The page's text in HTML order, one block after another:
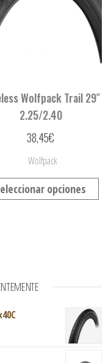
Wolfpack Trail 29″
2.25/2.40
38,45€
Wolfpack
opciones